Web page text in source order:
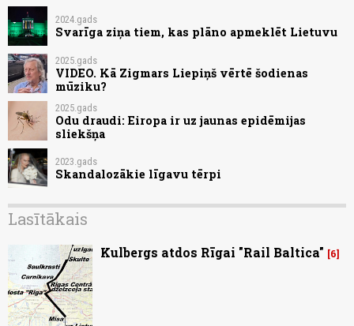
2024.gads
Svarīga ziņa tiem, kas plāno apmeklēt Lietuvu
2025.gads
VIDEO. Kā Zigmars Liepiņš vērtē šodienas
mūziku?
2025.gads
Odu draudi: Eiropa ir uz jaunas epidēmijas
sliekšņa
2023.gads
Skandalozākie līgavu tērpi
Lasītākais
Kulbergs atdos Rīgai "Rail Baltica" 6